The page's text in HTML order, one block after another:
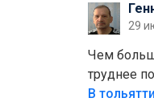
плитки не
лежала в
29
Чем
труднее
пожар.Тех